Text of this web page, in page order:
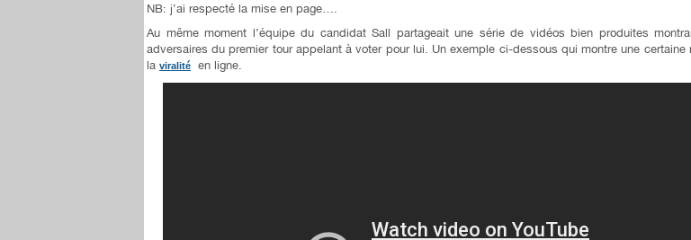
NB: j’ai respecté la mise en page….
Au même moment l’équipe du candidat Sall partageait une série de vidéos bien produites
adversaires du premier tour appelant à voter pour lui. Un exemple ci-dessous qui montre une certaine
la viralité en ligne.